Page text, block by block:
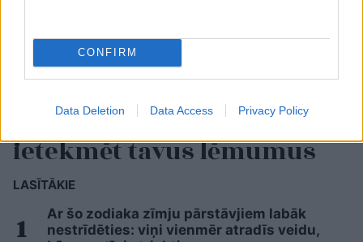
CONFIRM
Data Deletion Data Access Privacy Policy
Horoskopi8. augustam.
Šodien centies neļaut
emocijām pārāk spēcīgi
ietekmēt tavus lēmumus
LASĪTĀKIE
Ar šo zodiaka zīmju pārstāvjiem labāk
nestrīdēties: viņi vienmēr atradīs veidu,